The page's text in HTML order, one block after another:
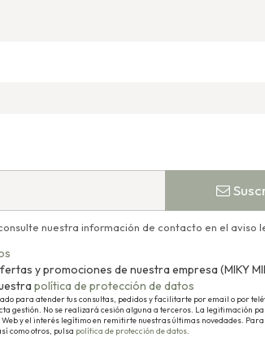
nuestra información de contacto en el aviso
y promociones de nuestra empresa (MIKY
política de protección de datos
para atender tus consultas, pedidos y facilitarte por email o por
gestión. No se realizará cesión alguna a terceros. La legitimación
y el interés legítimo en remitirte nuestras últimas novedades.
como otros, pulsa política de protección de datos